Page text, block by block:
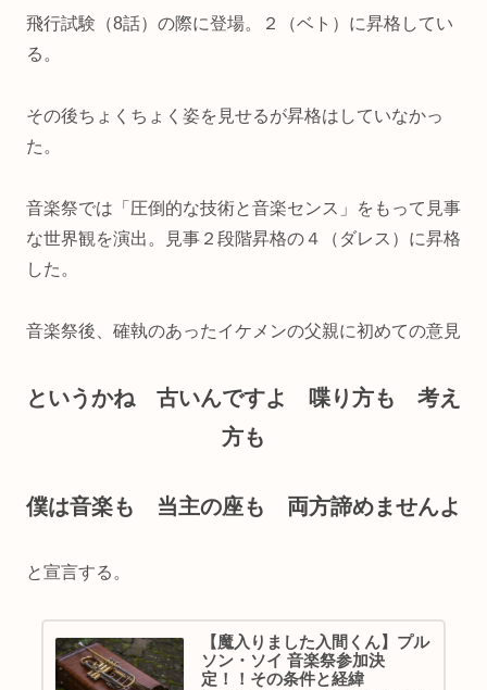
飛行試験（8話）の際に登場。２（ベト）に昇格してい
る。
その後ちょくちょく姿を見せるが昇格はしていなかっ
た。
音楽祭では「圧倒的な技術と音楽センス」をもって見事
な世界観を演出。見事２段階昇格の４（ダレス）に昇格
した。
音楽祭後、確執のあったイケメンの父親に初めての意見
というかね 古いんですよ 喋り方も 考え
方も
僕は音楽も 当主の座も 両方諦めませんよ
と宣言する。
【魔入りました入間くん】プル
ソン・ソイ 音楽祭参加決
定！！その条件と経緯